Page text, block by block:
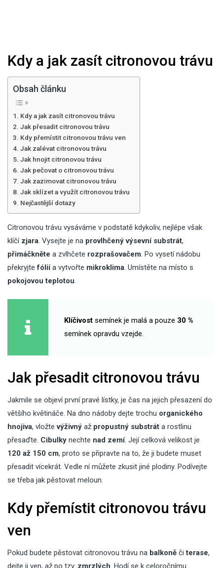
Kdy a jak zasít citronovou trávu
Obsah článku
Kdy a jak zasít citronovou trávu
Jak přesadit citronovou trávu
Kdy přemístit citronovou trávu ven
Jak zalévat citronovou trávu
Jak hnojit citronovou trávu
Jak pečovat o citronovou trávu
Jak zazimovat citronovou trávu
Jak sklízet a využít citronovou trávu
Nejčastější dotazy
Citronovou trávu vysáváme v podstatě kdykoliv, nejlépe však
klíčí zjara. Vysejte je na provlhčený výsevní substrát,
přimáčkněte a zvlhčete rozprašovačem. Po vysetí nádobu
překryjtefóliía vytvořte mikroklima. Umístěte na místo s
pokojovou teplotou.
Klíčivostsemínek je malá a pouze 30 %
semínek opravdu vzejde.
Jak přesadit citronovou trávu
Jakmile se objeví první pravé lístky, je čas na jejich přesazení do
většího květináče. Na dno nádoby dejte trochu organického
hnojiva, vložtevýživný až propustný substrát a rostlinu
přesaďte. Cibulky nechte nad zemí. Její celková velikost je
120 až 150 cm, proto se připravte na to, že ji budete muset
přesadit vícekrát. Vedle ní můžete zkusit jiné plodiny. Podívejte
se třeba jak pěstovat meloun.
Kdy přemístit citronovou trávu
ven
Pokud budete pěstovat citronovou trávu na balkoně čiterase,
dejte ji ven, až po tzv. zmrzlých . Hodí se k celoročnímu